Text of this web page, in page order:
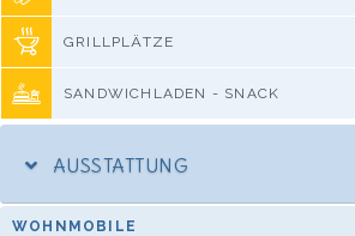
GRILLPLÄTZE
SANDWICHLADEN - SNACK
AUSSTATTUNG
WOHNMOBILE